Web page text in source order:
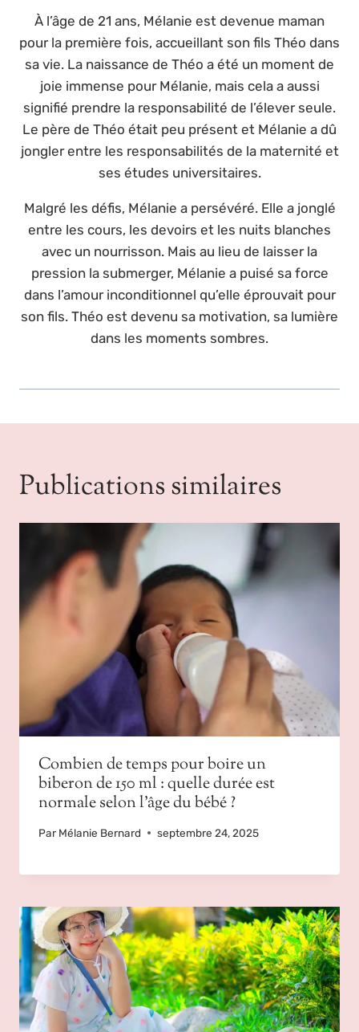
À l’âge de 21 ans, Mélanie est devenue maman
pour la première fois, accueillant son fils Théo dans
sa vie. La naissance de Théo a été un moment de
joie immense pour Mélanie, mais cela a aussi
signifié prendre la responsabilité de l’élever seule.
Le père de Théo était peu présent et Mélanie a dû
jongler entre les responsabilités de la maternité et
ses études universitaires.
Malgré les défis, Mélanie a persévéré. Elle a jonglé
entre les cours, les devoirs et les nuits blanches
avec un nourrisson. Mais au lieu de laisser la
pression la submerger, Mélanie a puisé sa force
dans l’amour inconditionnel qu’elle éprouvait pour
son fils. Théo est devenu sa motivation, sa lumière
dans les moments sombres.
Publications similaires
Combien de temps pour boire un
biberon de 150 ml : quelle durée est
normale selon l’âge du bébé ?
Par Mélanie Bernard septembre 24, 2025